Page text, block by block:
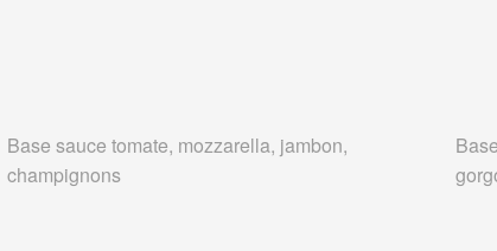
Base sauce tomate, mozzarella, jambon,
champignons